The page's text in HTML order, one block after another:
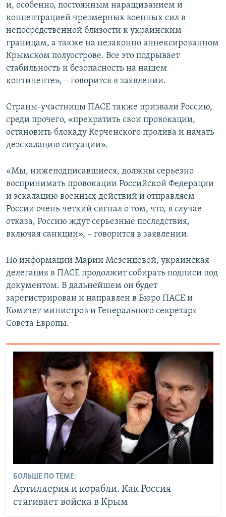
и, особенно, постоянным наращиванием и
концентрацией чрезмерных военных сил в
непосредственной близости к украинским
границам, а также на незаконно аннексированном
Крымском полуострове. Все это подрывает
стабильность и безопасность на нашем
континенте», – говорится в заявлении.
Страны-участницы ПАСЕ также призвали Россию,
среди прочего, «прекратить свои провокации,
остановить блокаду Керченского пролива и начать
деэскалацию ситуации».
«Мы, нижеподписавшиеся, должны серьезно
воспринимать провокации Российской Федерации
и эскалацию военных действий и отправляем
России очень четкий сигнал о том, что, в случае
отказа, Россию ждут серьезные последствия,
включая санкции», – говорится в заявлении.
По информации Марии Мезенцевой, украинская
делегация в ПАСЕ продолжит собирать подписи под
документом. В дальнейшем он будет
зарегистрирован и направлен в Бюро ПАСЕ и
Комитет министров и Генерального секретаря
Совета Европы.
БОЛЬШЕ ПО ТЕМЕ:
Артиллерия и корабли. Как Россия
стягивает войска в Крым